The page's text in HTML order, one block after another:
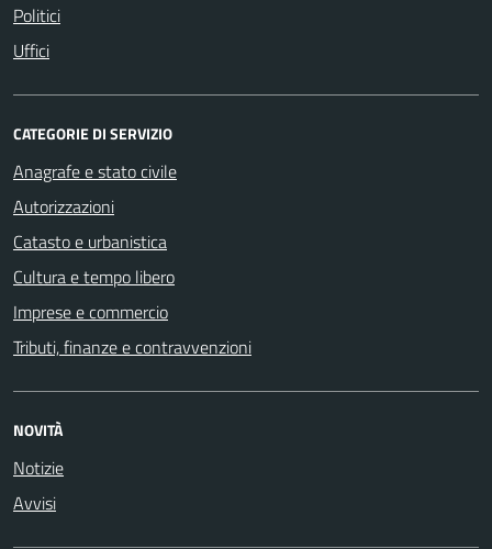
Politici
Uffici
CATEGORIE DI SERVIZIO
Anagrafe e stato civile
Autorizzazioni
Catasto e urbanistica
Cultura e tempo libero
Imprese e commercio
Tributi, finanze e contravvenzioni
NOVITÀ
Notizie
Avvisi